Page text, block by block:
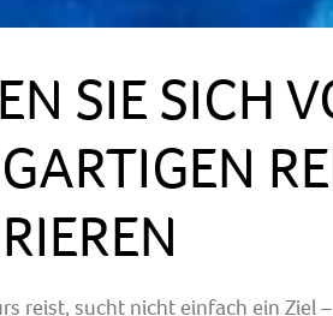
SIE SICH
reist, sucht nicht einfach ein Ziel